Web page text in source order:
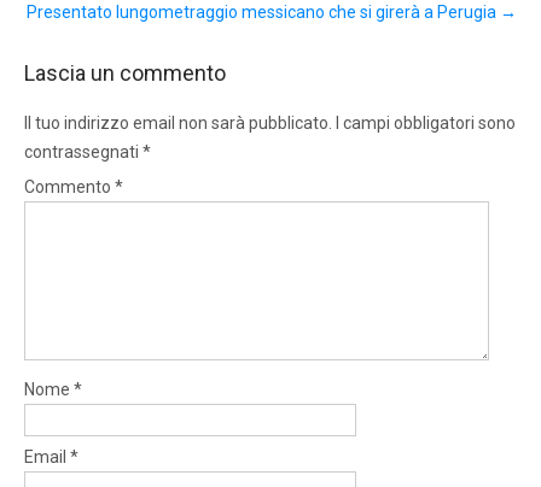
Presentato lungometraggio messicano che si girerà a Perugia →
Lascia un commento
Il tuo indirizzo email non sarà pubblicato.
I campi obbligatori sono
contrassegnati *
Commento *
Nome *
Email *